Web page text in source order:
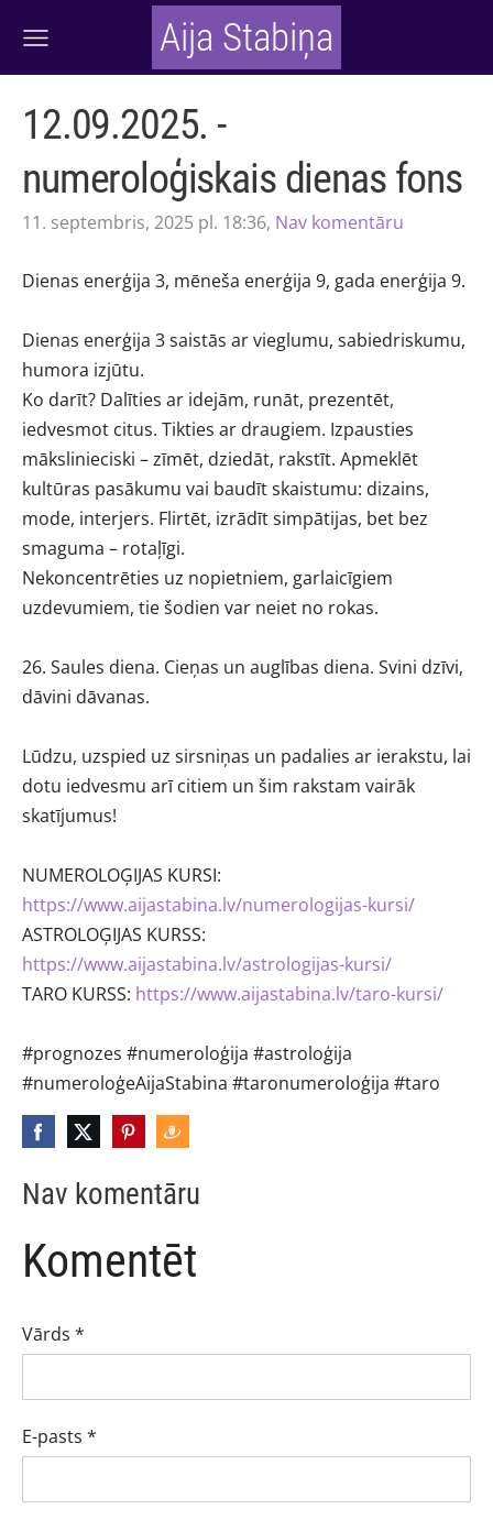
Aija Stabiņa
12.09.2025. -
numeroloģiskais dienas fons
11. septembris, 2025 pl. 18:36, Nav komentāru
Dienas enerģija 3, mēneša enerģija 9, gada enerģija 9.
Dienas enerģija 3 saistās ar vieglumu, sabiedriskumu,
humora izjūtu.
Ko darīt? Dalīties ar idejām, runāt, prezentēt,
iedvesmot citus. Tikties ar draugiem. Izpausties
mākslinieciski – zīmēt, dziedāt, rakstīt. Apmeklēt
kultūras pasākumu vai baudīt skaistumu: dizains,
mode, interjers. Flirtēt, izrādīt simpātijas, bet bez
smaguma – rotaļīgi.
Nekoncentrēties uz nopietniem, garlaicīgiem
uzdevumiem, tie šodien var neiet no rokas.
26. Saules diena. Cieņas un auglības diena. Svini dzīvi,
dāvini dāvanas.
Lūdzu, uzspied uz sirsniņas un padalies ar ierakstu, lai
dotu iedvesmu arī citiem un šim rakstam vairāk
skatījumus!
NUMEROLOĢIJAS KURSI:
https://www.aijastabina.lv/numerologijas-kursi/
ASTROLOĢIJAS KURSS:
https://www.aijastabina.lv/astrologijas-kursi/
TARO KURSS: https://www.aijastabina.lv/taro-kursi/
#prognozes #numeroloģija #astroloģija
#numeroloģeAijaStabina #taronumeroloģija #taro
Nav komentāru
Komentēt
Vārds *
E-pasts *